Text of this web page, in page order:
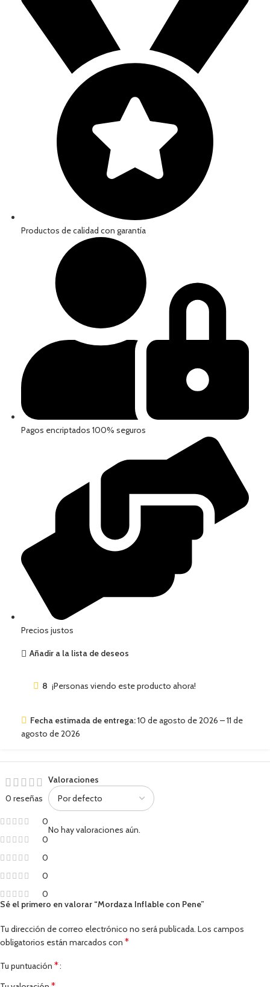
Productos de calidad con garantía
Pagos encriptados 100% seguros
Precios justos
Añadir a la lista de deseos
8 ¡Personas viendo este producto ahora!
Fecha estimada de entrega:10 de agosto de 2026 – 11 de
agosto de 2026
0 reseñas
0
0
0
0
0
Valoraciones
No hay valoraciones aún.
Sé el primero en valorar “Mordaza Inflable con Pene”
Tu dirección de correo electrónico no será publicada. Los campos
obligatorios están marcados con *
Tu puntuación *